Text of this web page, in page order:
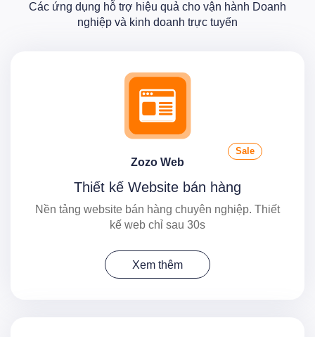
Các ứng dụng hỗ trợ hiệu quả cho vận hành Doanh
nghiệp và kinh doanh trực tuyến
Zozo Web
Sale
Thiết kế Website bán hàng
Nền tảng website bán hàng chuyên nghiệp. Thiết
kế web chỉ sau 30s
Xem thêm